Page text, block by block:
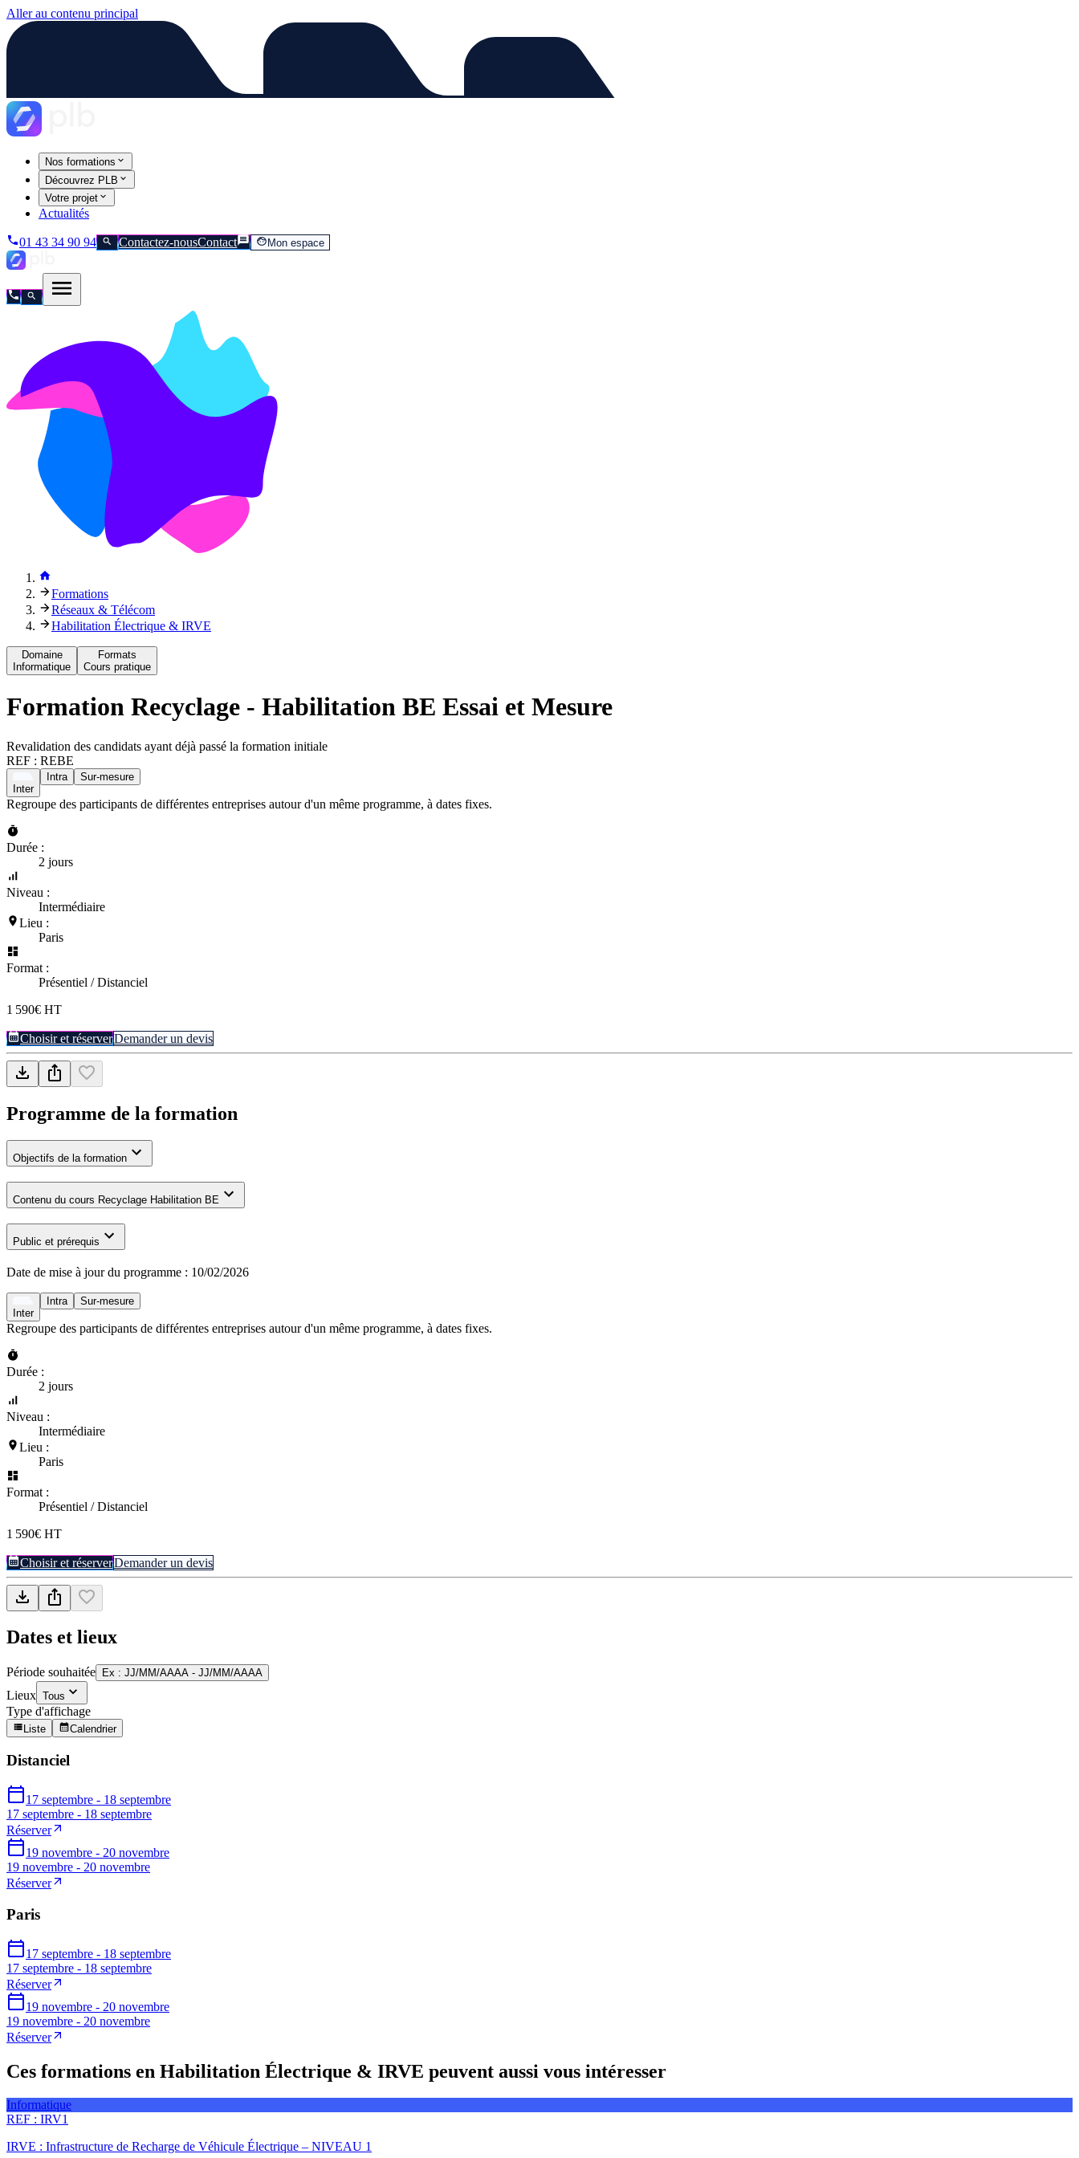
Aller au contenu principal
Nos formations
Découvrez PLB
Votre projet
Actualités
01 43 34 90 94 Contactez-nousContact Mon espace
Formations
Réseaux & Télécom
Habilitation Électrique & IRVE
Domaine
Informatique
Formats
Cours pratique
Formation Recyclage - Habilitation BE Essai et Mesure
Revalidation des candidats ayant déjà passé la formation initiale
REF : REBE
Inter
Intra Sur-mesure
Regroupe des participants de différentes entreprises autour d'un même programme, à dates fixes.
Durée :
2 jours
Niveau :
Intermédiaire
Lieu :
Paris
Format :
Présentiel / Distanciel
1 590€ HT
Choisir et réserverDemander un devis
Programme de la formation
Objectifs de la formation
Contenu du cours Recyclage Habilitation BE
Public et prérequis
Date de mise à jour du programme : 10/02/2026
Inter
Intra Sur-mesure
Regroupe des participants de différentes entreprises autour d'un même programme, à dates fixes.
Durée :
2 jours
Niveau :
Intermédiaire
Lieu :
Paris
Format :
Présentiel / Distanciel
1 590€ HT
Choisir et réserverDemander un devis
Dates et lieux
Période souhaitée Ex : JJ/MM/AAAA - JJ/MM/AAAA
Lieux Tous
Type d'affichage
Liste Calendrier
Distanciel
17 septembre - 18 septembre
17 septembre - 18 septembre
Réserver
19 novembre - 20 novembre
19 novembre - 20 novembre
Réserver
Paris
17 septembre - 18 septembre
17 septembre - 18 septembre
Réserver
19 novembre - 20 novembre
19 novembre - 20 novembre
Réserver
Ces formations en Habilitation Électrique & IRVE peuvent aussi vous intéresser
Informatique
REF : IRV1
IRVE : Infrastructure de Recharge de Véhicule Électrique – NIVEAU 1